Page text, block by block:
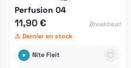
Perfusion 04
11,90 €
Breakbeat
⚠ Dernier en stock
Nite Fleit